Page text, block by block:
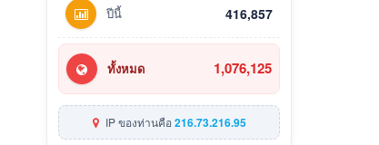
ปีนี้ 416,857
ทั้งหมด 1,076,125
IP ของท่านคือ216.73.216.95